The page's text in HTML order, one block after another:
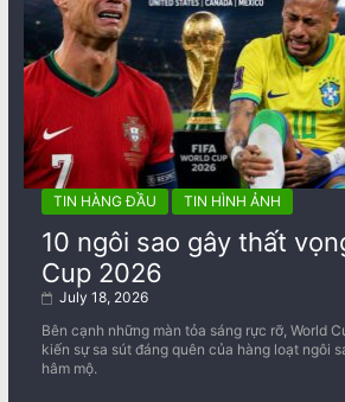
TIN HÀNG ĐẦU TIN HÌNH ẢNH
10 ngôi sao gây thất
Cup 2026
July 18, 2026
Bên cạnh những màn tỏa sáng rực rỡ, World
kiến sự sa sút đáng quên của hàng loạt ngôi
hâm mộ.